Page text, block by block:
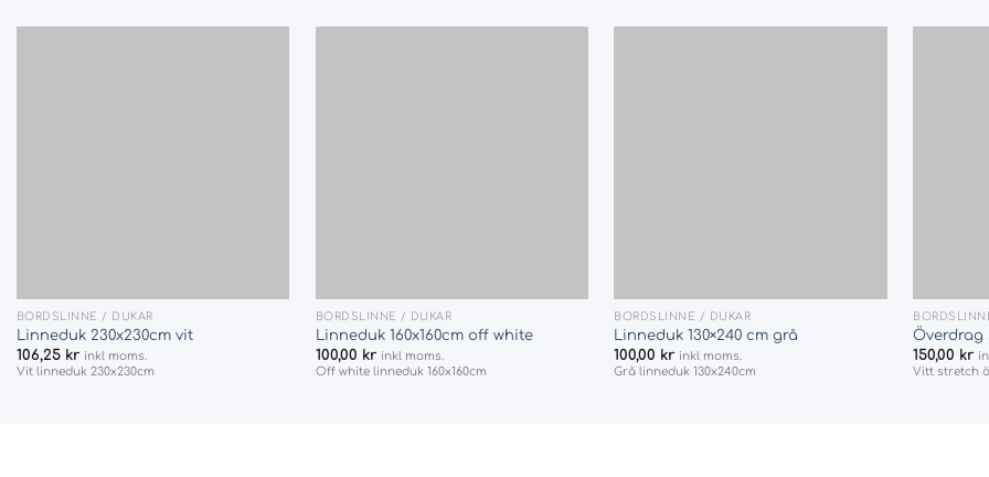
BORDSLINNE / DUKAR
Linneduk 230x230cm vit
106,25 kr inkl moms.
Vit linneduk 230x230cm
BORDSLINNE / DUKAR
Linneduk 160x160cm off white
100,00 kr inkl moms.
Off white linneduk 160x160cm
BORDSLINNE / DUKAR
Linneduk 130×240 cm grå
100,00 kr inkl moms.
Grå linneduk 130x240cm
Överdrag
150,00 kr
Vitt stretch